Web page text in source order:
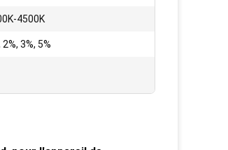
4500K
2%, 3%, 5%